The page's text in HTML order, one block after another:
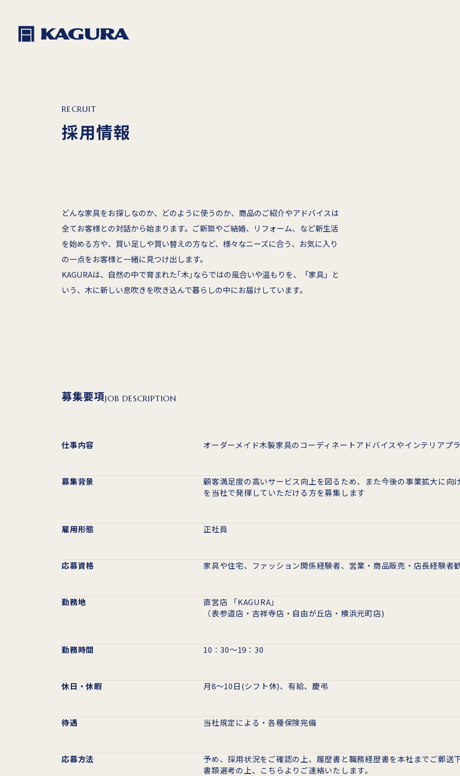
RECRUIT
採用情報
どんな家具をお探しなのか、どのように使うのか、商品のご紹介やアドバイスは
全てお客様との対話から始まります。ご新築やご結婚、リフォーム、など新生活
を始める方や、買い足しや買い替えの方など、様々なニーズに合う、お気に入り
の一点をお客様と一緒に見つけ出します。
KAGURAは、自然の中で育まれた｢木｣ならではの風合いや温もりを、「家具」と
いう、木に新しい息吹きを吹き込んで暮らしの中にお届けしています。
募集要項JOB DESCRIPTION
仕事内容 オーダーメイド木製家具のコーディネートアドバイスやインテリアプ
募集背景
顧客満足度の高いサービス向上を図るため、また今後の事業拡大に向
を当社で発揮していただける方を募集します
雇用形態 正社員
応募資格 家具や住宅、ファッション関係経験者、営業・商品販売・店長経験者
勤務地
直営店 「KAGURA」
（表参道店・吉祥寺店・自由が丘店・横浜元町店)
勤務時間 10：30～19：30
休日・休暇 月8～10日(シフト休)、有給、慶弔
待遇 当社規定による・各種保険完備
応募方法
予め、採用状況をご確認の上、履歴書と職務経歴書を本社までご郵送
書類選考の上、こちらよりご連絡いたします。